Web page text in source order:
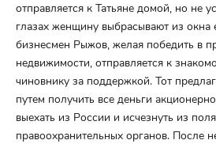
отправляется к Татьяне домой, но не
глазах женщину выбрасывают из окна
бизнесмен Рыжов, желая победить в
недвижимости, отправляется к
чиновнику за поддержкой. Тот
путем получить все деньги
выехать из России и исчезнуть из
правоохранительных органов. После